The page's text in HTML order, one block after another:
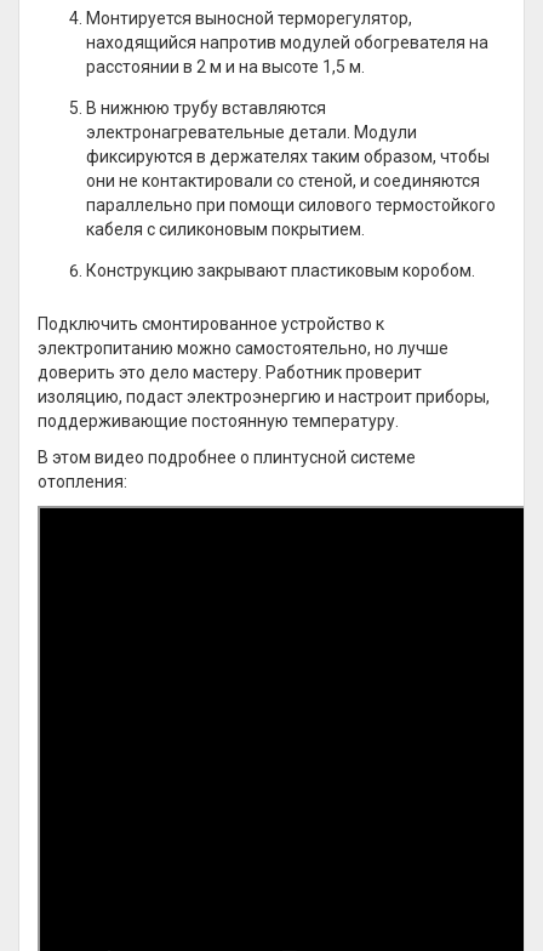
Монтируется выносной терморегулятор,
находящийся напротив модулей обогревателя на
расстоянии в 2 м и на высоте 1,5 м.
В нижнюю трубу вставляются
электронагревательные детали. Модули
фиксируются в держателях таким образом, чтобы
они не контактировали со стеной, и соединяются
параллельно при помощи силового термостойкого
кабеля с силиконовым покрытием.
Конструкцию закрывают пластиковым коробом.
Подключить смонтированное устройство к
электропитанию можно самостоятельно, но лучше
доверить это дело мастеру. Работник проверит
изоляцию, подаст электроэнергию и настроит приборы,
поддерживающие постоянную температуру.
В этом видео подробнее о плинтусной системе
отопления: